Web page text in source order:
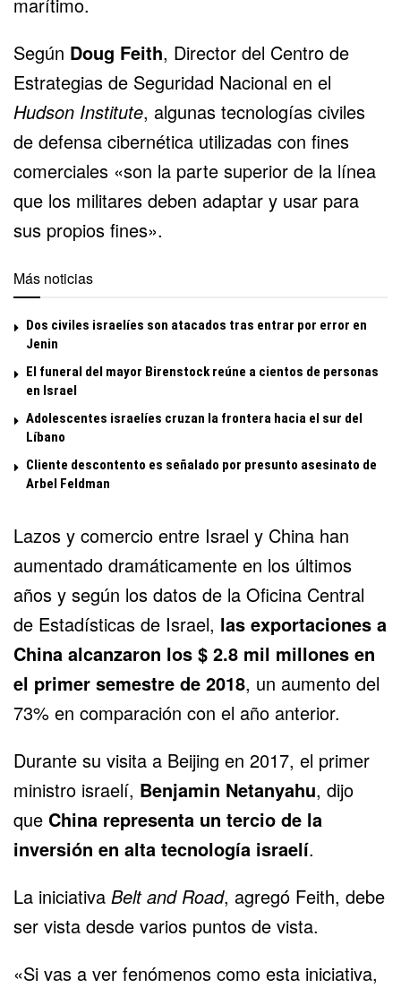
Según Doug Feith, Director del Centro de
Estrategias de Seguridad Nacional en el
Hudson Institute, algunas tecnologías civiles
de defensa cibernética utilizadas con fines
comerciales «son la parte superior de la línea
que los militares deben adaptar y usar para
sus propios fines».
Más noticias
Dos civiles israelíes son atacados tras entrar por error en
Jenin
El funeral del mayor Birenstock reúne a cientos de personas
en Israel
Adolescentes israelíes cruzan la frontera hacia el sur del
Líbano
Cliente descontento es señalado por presunto asesinato de
Arbel Feldman
Lazos y comercio entre Israel y China han
aumentado dramáticamente en los últimos
años y según los datos de la Oficina Central
de Estadísticas de Israel, las exportaciones a
China alcanzaron los $ 2.8 mil millones en
el primer semestre de 2018, un aumento del
73% en comparación con el año anterior.
Durante su visita a Beijing en 2017, el primer
ministro israelí, Benjamin Netanyahu, dijo
que China representa un tercio de la
inversión en alta tecnología israelí.
La iniciativa Belt and Road, agregó Feith, debe
ser vista desde varios puntos de vista.
«Si vas a ver fenómenos como esta iniciativa,